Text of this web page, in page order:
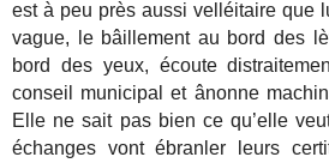
est à peu près aussi velléitaire que
vague, le bâillement au bord des
bord des yeux, écoute
conseil municipal et ânonne
Elle ne sait pas bien ce qu’elle
échanges vont ébranler leurs